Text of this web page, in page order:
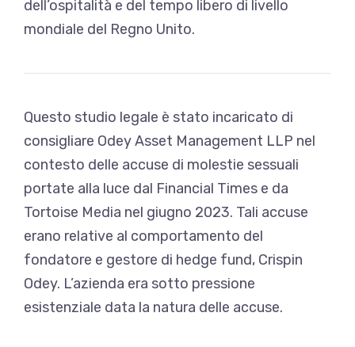
dell’ospitalità e del tempo libero di livello
mondiale del Regno Unito.
Questo studio legale è stato incaricato di
consigliare Odey Asset Management LLP nel
contesto delle accuse di molestie sessuali
portate alla luce dal Financial Times e da
Tortoise Media nel giugno 2023. Tali accuse
erano relative al comportamento del
fondatore e gestore di hedge fund, Crispin
Odey. L’azienda era sotto pressione
esistenziale data la natura delle accuse.